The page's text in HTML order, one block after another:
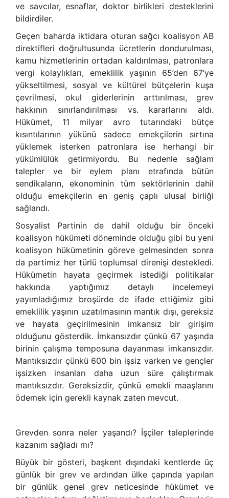
ve savcılar, esnaflar, doktor birlikleri desteklerini
bildirdiler.
Geçen baharda iktidara oturan sağcı koalisyon AB
direktifleri doğrultusunda ücretlerin dondurulması,
kamu hizmetlerinin ortadan kaldırılması, patronlara
vergi kolaylıkları, emeklilik yaşının 65’den 67’ye
yükseltilmesi, sosyal ve kültürel bütçelerin kuşa
çevrilmesi, okul giderlerinin arttırılması, grev
hakkının sınırlandırılması vs. kararlarını aldı.
Hükümet, 11 milyar avro tutarındaki bütçe
kısıntılarının yükünü sadece emekçilerin sırtına
yüklemek isterken patronlara ise herhangi bir
yükümlülük getirmiyordu. Bu nedenle sağlam
talepler ve bir eylem planı etrafında bütün
sendikaların, ekonominin tüm sektörlerinin dahil
olduğu emekçilerin en geniş çaplı ulusal birliği
sağlandı.
Sosyalist Partinin de dahil olduğu bir önceki
koalisyon hükümeti döneminde olduğu gibi bu yeni
koalisyon hükümetinin göreve gelmesinden sonra
da partimiz her türlü toplumsal direnişi destekledi.
Hükümetin hayata geçirmek istediği politikalar
hakkında yaptığımız detaylı incelemeyi
yayımladığımız broşürde de ifade ettiğimiz gibi
emeklilik yaşının uzatılmasının mantık dışı, gereksiz
ve hayata geçirilmesinin imkansız bir girişim
olduğunu gösterdik. İmkansızdır çünkü 67 yaşında
birinin çalışma temposuna dayanması imkansızdır.
Mantıksızdır çünkü 600 bin işsiz varken ve gençler
işsizken insanları daha uzun süre çalıştırmak
mantıksızdır. Gereksizdir, çünkü emekli maaşlarını
ödemek için gerekli kaynak zaten mevcut.
Grevden sonra neler yaşandı? İşçiler taleplerinde
kazanım sağladı mı?
Büyük bir gösteri, başkent dışındaki kentlerde üç
günlük bir grev ve ardından ülke çapında yapılan
bir günlük genel grev neticesinde hükümet ve